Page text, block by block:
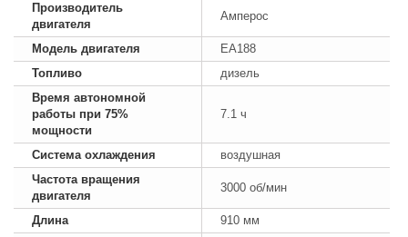
Производитель
двигателя
Амперос
Модель двигателя
EA188
Топливо
дизель
Время автономной
работы при 75%
мощности
7.1 ч
Система охлаждения
воздушная
Частота вращения
двигателя
3000 об/мин
Длина
910 мм